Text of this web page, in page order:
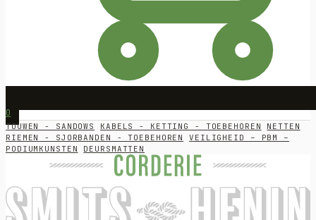
0
TOUWEN - SANDOWS KABELS - KETTING - TOEBEHOREN
NETTEN
RIEMEN - SJORBANDEN - TOEBEHOREN
VEILIGHEID – PBM –
PODIUMKUNSTEN
DEURSMATTEN